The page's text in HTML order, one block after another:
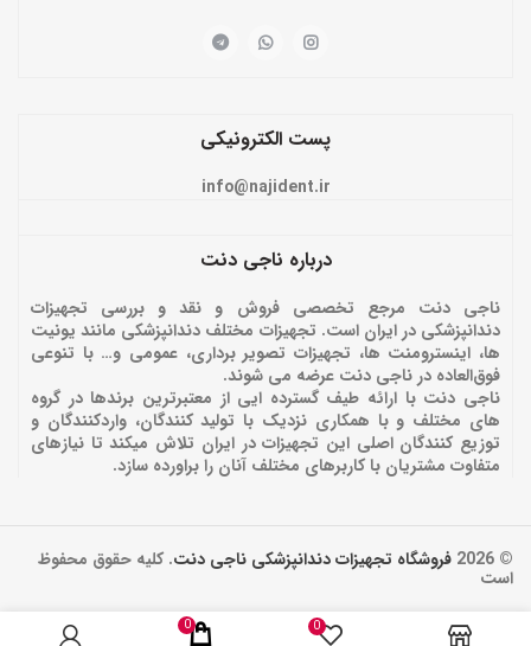
پست الکترونیکی
info@najident.ir
درباره ناجی دنت
ناجی دنت مرجع تخصصی فروش و نقد و بررسی تجهیزات
دندانپزشکی در ایران است. تجهیزات مختلف دندانپزشکی مانند یونیت
ها، اینسترومنت ها، تجهیزات تصویر برداری، عمومی و… با تنوعی
فوق‌العاده در ناجی دنت عرضه می شوند.
ناجی دنت با ارائه‌ طیف گسترده ایی از معتبرترین برندها در گروه
های مختلف و با همکاری نزدیک با تولید کنندگان، واردکنندگان و
توزیع کنندگان اصلی این تجهیزات در ایران تلاش میکند تا نیازهای
متفاوت مشتریان با کاربرهای مختلف آنان را براورده سازد.
© 2026 فروشگاه تجهیزات دندانپزشکی ناجی دنت. کلیه حقوق محفوظ
است
0
0